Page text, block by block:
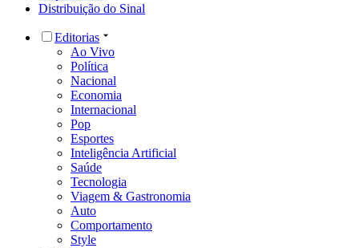
Distribuição do Sinal
Editorias
Ao Vivo
Política
Nacional
Economia
Internacional
Pop
Esportes
Inteligência Artificial
Saúde
Tecnologia
Viagem & Gastronomia
Auto
Comportamento
Style